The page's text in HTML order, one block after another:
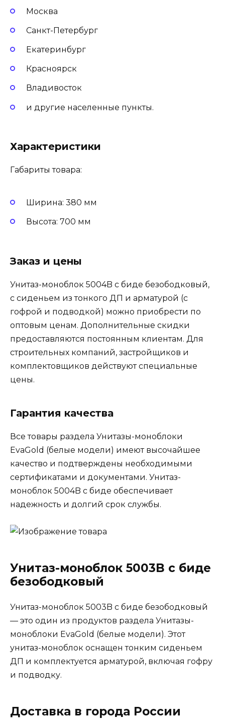
Москва
Санкт-Петербург
Екатеринбург
Красноярск
Владивосток
и другие населенные пункты.
Характеристики
Габариты товара:
Ширина: 380 мм
Высота: 700 мм
Заказ и цены
Унитаз-моноблок 5004B с биде безободковый,
с сиденьем из тонкого ДП и арматурой (с
гофрой и подводкой) можно приобрести по
оптовым ценам. Дополнительные скидки
предоставляются постоянным клиентам. Для
строительных компаний, застройщиков и
комплектовщиков действуют специальные
цены.
Гарантия качества
Все товары раздела Унитазы-моноблоки
EvaGold (белые модели) имеют высочайшее
качество и подтверждены необходимыми
сертификатами и документами. Унитаз-
моноблок 5004B с биде обеспечивает
надежность и долгий срок службы.
Унитаз-моноблок 5003B с биде
безободковый
Унитаз-моноблок 5003B с биде безободковый
— это один из продуктов раздела Унитазы-
моноблоки EvaGold (белые модели). Этот
унитаз-моноблок оснащен тонким сиденьем
ДП и комплектуется арматурой, включая гофру
и подводку.
Доставка в города России